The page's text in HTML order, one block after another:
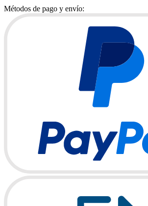
Métodos de pago y envío: